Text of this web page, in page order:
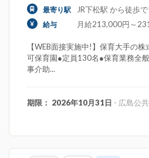
最寄り駅 JR下松駅 から徒歩
給与 月給213,000円～
【WEB面接実施中!】保育大手の
可保育園●定員130名●保育業務全
事介助...
期限： 2026年10月31日 - 広島公